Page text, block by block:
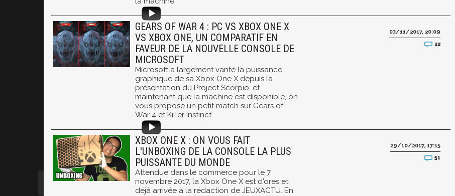
GEARS OF WAR 4 : PC VS XBOX ONE X
VS XBOX ONE, UN COMPARATIF EN
FAVEUR DE LA NOUVELLE CONSOLE DE
MICROSOFT
Microsoft a largement vanté la puissance
graphique de sa Xbox One X depuis la
présentation du Project Scorpio, et
maintenant que la machine est disponible, on
vous propose un petit match sur Gears of
War 4 et Killer Instinct.
03/11/2017, 20:09
22
XBOX ONE X : ON VOUS FAIT
L'UNBOXING DE LA CONSOLE LA PLUS
PUISSANTE DU MONDE
Attendue dans le commerce pour le 7
novembre 2017, la Xbox One X est d'ores et
déjà arrivée à la rédaction de JEUXACTU. En
29/10/2017, 17:15
51